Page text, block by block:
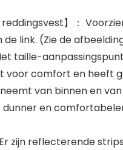
】：
de link. (Zie de
taille-
voor comfort en heeft
van binnen en
en
zijn reflecterende